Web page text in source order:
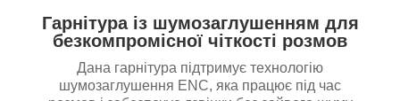
Гарнітура із шумозаглушенням для
безкомпромісної чіткості розмов
Дана гарнітура підтримує технологію
шумозаглушення ENC, яка працює під час